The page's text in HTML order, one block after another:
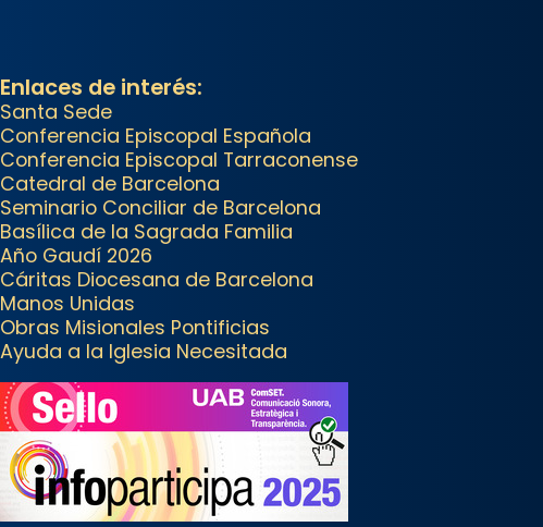
1 week ago
Memòria de les santes Juliana i
Semproniana, verges i màrtirs.
Acompanyant la història de sant
Cugat, a partir de l’Edat Mitjana
sorgeix la tradició que les santes
Juliana (“relatiu a Júlia”) i
Semproniana (“relatiu a
Semprònia = eterna”) són
deixebles seves. I l’any 1667, el
frare Joan Gaspar Roig, afirma
en una obra que les santes són
filles de l’antiga Iluro. Mataró en
Enlaces de interés:
Santa Sede
Conferencia Episcopal Española
Conferencia Episcopal Tarraconense
Catedral de Barcelona
Seminario Conciliar de Barcelona
Basílica de la Sagrada Familia
Año Gaudí 2026
Cáritas Diocesana de Barcelona
Manos Unidas
Obras Misionales Pontificias
Ayuda a la Iglesia Necesitada